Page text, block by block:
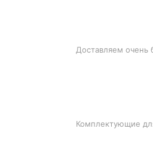
Доставляем очень
Комплектующие